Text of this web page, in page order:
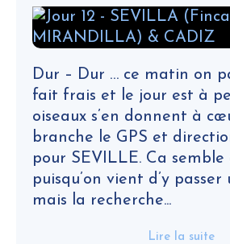
Dur – Dur … ce matin on
fait frais et le jour est à
oiseaux s’en donnent à
branche le GPS et
pour SEVILLE. Ca semble
puisqu’on vient d’y passer
mais la recherche...
Lire la suite